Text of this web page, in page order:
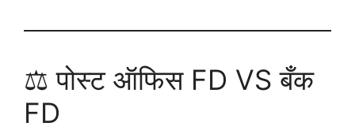
⚖️ पोस्ट ऑफिस FD VS बँक
FD